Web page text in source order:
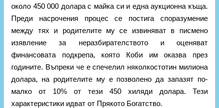
около 450 000 долара с майка си и една аукционна къща.
Преди насрочения процес се постига споразумение
между тях и родителите му се извиняват в писмено
изявление за неразбирателството и оценяват
финансовата подкрепа, която Коби им оказва през
годините. Въпреки че е спечелил няколкостотин милиона
долара, на родителите му е позволено да запазят по-
малко от 10% от тези 450 хиляди долара. Тези
характеристики идват от Прякото Богатство.